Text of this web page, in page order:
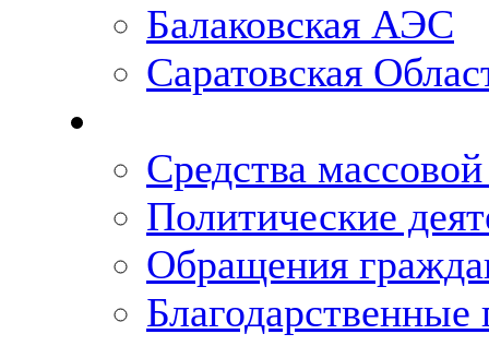
Балаковская АЭС
Саратовская
Средства
Политические
Обращения
Благодарственные